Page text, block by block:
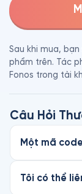
Sau khi mua,
phẩm trên. Tác
Fonos trong tài
Câu Hỏi
Một mã
Tôi có thể